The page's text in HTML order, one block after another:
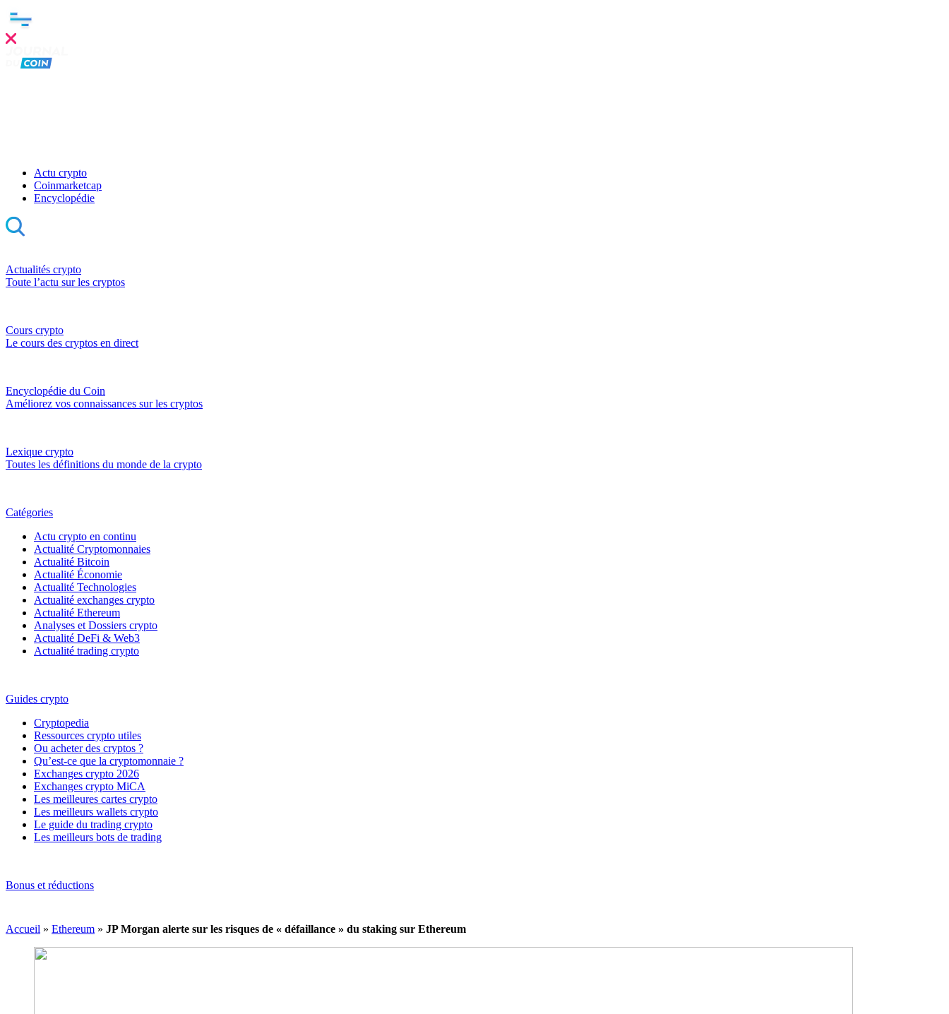
Actu crypto
Coinmarketcap
Encyclopédie
Actualités crypto
Toute l’actu sur les cryptos
Cours crypto
Le cours des cryptos en direct
Encyclopédie du Coin
Améliorez vos connaissances sur les cryptos
Lexique crypto
Toutes les définitions du monde de la crypto
Catégories
Actu crypto en continu
Actualité Cryptomonnaies
Actualité Bitcoin
Actualité Économie
Actualité Technologies
Actualité exchanges crypto
Actualité Ethereum
Analyses et Dossiers crypto
Actualité DeFi & Web3
Actualité trading crypto
Guides crypto
Cryptopedia
Ressources crypto utiles
Ou acheter des cryptos ?
Qu’est-ce que la cryptomonnaie ?
Exchanges crypto 2026
Exchanges crypto MiCA
Les meilleures cartes crypto
Les meilleurs wallets crypto
Le guide du trading crypto
Les meilleurs bots de trading
Bonus et réductions
Accueil » Ethereum » JP Morgan alerte sur les risques de « défaillance » du staking sur Ethereum